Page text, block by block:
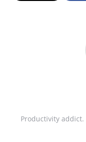
Productivity addict.